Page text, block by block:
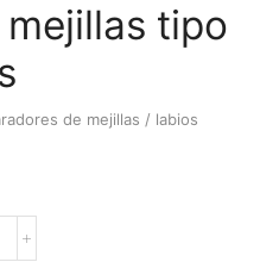
tipo
de mejillas / labios